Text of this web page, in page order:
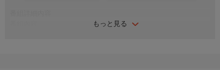
もっと見る